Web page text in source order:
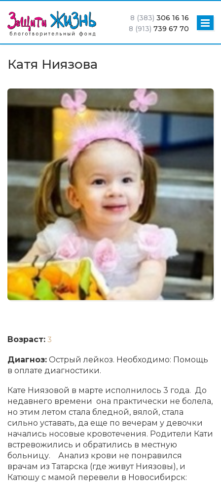
8 (383) 306 16 16
8 (913) 739 67 70
Катя Ниязова
Возраст: 3
Диагноз: Острый лейкоз. Необходимо: Помощь
в оплате диагностики.
Кате Ниязовой в марте исполнилось 3 года. До
недавнего времени она практически не болела,
но этим летом стала бледной, вялой, стала
сильно уставать, да еще по вечерам у девочки
начались носовые кровотечения. Родители Кати
встревожились и обратились в местную
больницу. Анализ крови не понравился
врачам из Татарска (где живут Ниязовы), и
Катюшу с мамой перевели в Новосибирск: